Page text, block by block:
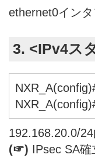
ethernet0イン
3. <IPv4ス
192.168.20.0/
(☞) IPsec SA